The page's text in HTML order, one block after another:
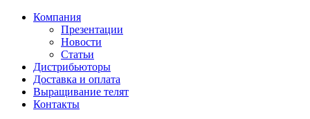
Компания
Презентации
Новости
Статьи
Дистрибьюторы
Доставка и оплата
Выращивание телят
Контакты